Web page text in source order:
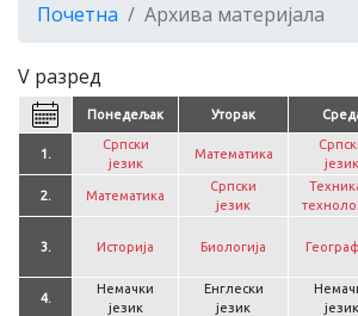
Почетна Архива материјала
V разред
Понедељак Уторак
1.
Српски
језик
Математика
језик
2. Математика
Српски
језик
3. Историја Биологија
4.
Немачки
језик
Енглески
језик
језик